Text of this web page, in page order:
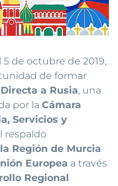
de octubre de 2019,
de formar
a Rusia, una
por la Cámara
Servicios y
respaldo
Región de Murcia
Europea a través
Regional